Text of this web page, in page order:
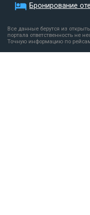
Бронирование
Все данные берутся из
портала ответственность не
Точную информацию по